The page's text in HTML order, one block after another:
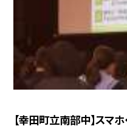
【幸田町立南部中】スマ